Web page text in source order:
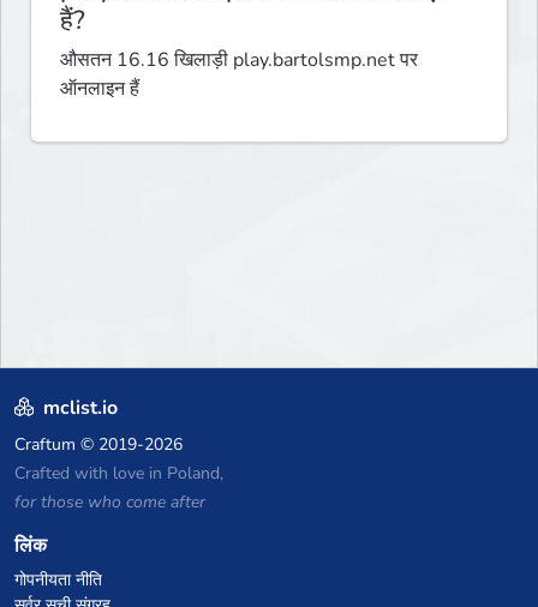
हैं?
औसतन 16.16 खिलाड़ी play.bartolsmp.net पर
ऑनलाइन हैं
mclist.io
Craftum © 2019-2026
Crafted with love in Poland,
for those who come after
लिंक
गोपनीयता नीति